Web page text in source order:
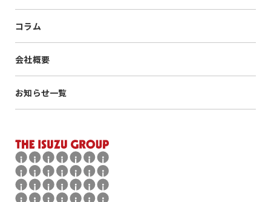
コラム
会社概要
お知らせ一覧